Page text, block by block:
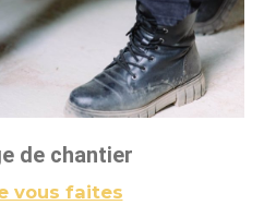
de chantier
vous faites